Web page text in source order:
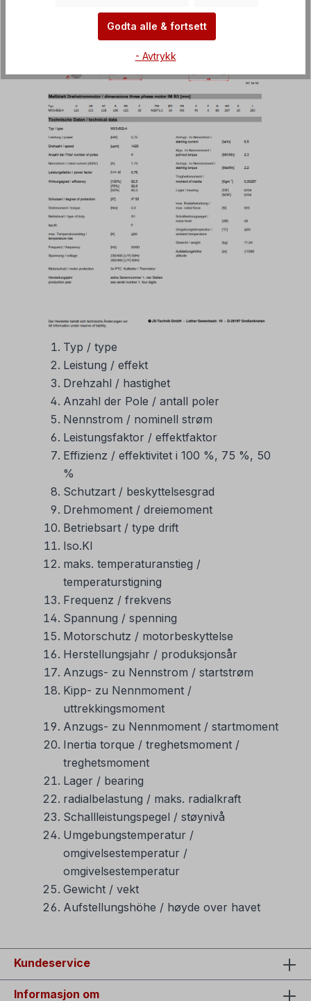
Typ / type
Leistung / effekt
Drehzahl / hastighet
Anzahl der Pole / antall poler
Nennstrom / nominell strøm
Leistungsfaktor / effektfaktor
Effizienz / effektivitet i 100 %, 75 %, 50
%
Schutzart / beskyttelsesgrad
Drehmoment / dreiemoment
Betriebsart / type drift
Iso.Kl
maks. temperaturanstieg /
temperaturstigning
Frequenz / frekvens
Spannung / spenning
Motorschutz / motorbeskyttelse
Herstellungsjahr / produksjonsår
Anzugs- zu Nennstrom / startstrøm
Kipp- zu Nennmoment /
uttrekkingsmoment
Anzugs- zu Nennmoment / startmoment
Inertia torque / treghetsmoment /
treghetsmoment
Lager / bearing
radialbelastung / maks. radialkraft
Schallleistungspegel / støynivå
Umgebungstemperatur /
omgivelsestemperatur /
omgivelsestemperatur
Gewicht / vekt
Aufstellungshöhe / høyde over havet
Kundeservice
Informasjon om
Godta alle & fortsett
- Avtrykk